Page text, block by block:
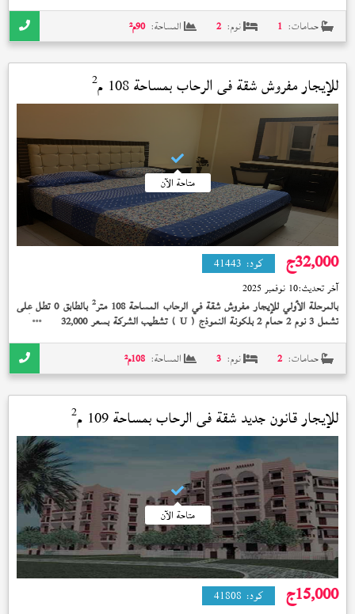
الكماليات + مكيفة بالكامل + LCD32 +
حمامات: 1 نوم: 2 المساحة: 90م²
للإيجار مفروش شقة فيالرحاببمساحة 108 م 2
متاحة الآن
32,000ج كود: 41443
آخر تحديث:10 نوفمبر 2025
بالمرحلة الأولي للإيجار مفروش شقة في الرحاب المساحة 108 متر 2 بالطابق 0 تطل على
تشمل 3 نوم 2 حمام 2 بلكونة النموذج ( U ) تشطيب الشركة بسعر 32,000 جنيه و أمام
حمامات: 2 نوم: 3 المساحة: 108م²
للإيجار قانون جديد شقة فيالرحاببمساحة 109 م 2
متاحة الآن
15,000ج كود: 41808